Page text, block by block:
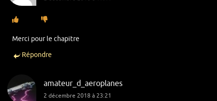
Merci pour le chapitre
Répondre
amateur_d_aeroplanes
2 décembre 2018 à 23:21